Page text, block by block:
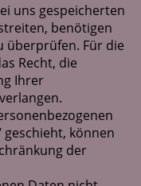
uns gespeicherten
benötigen
überprüfen. Für die
Recht, die
Ihrer
können
der